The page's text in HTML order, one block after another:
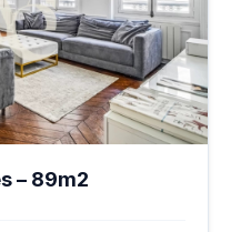
– 89m2